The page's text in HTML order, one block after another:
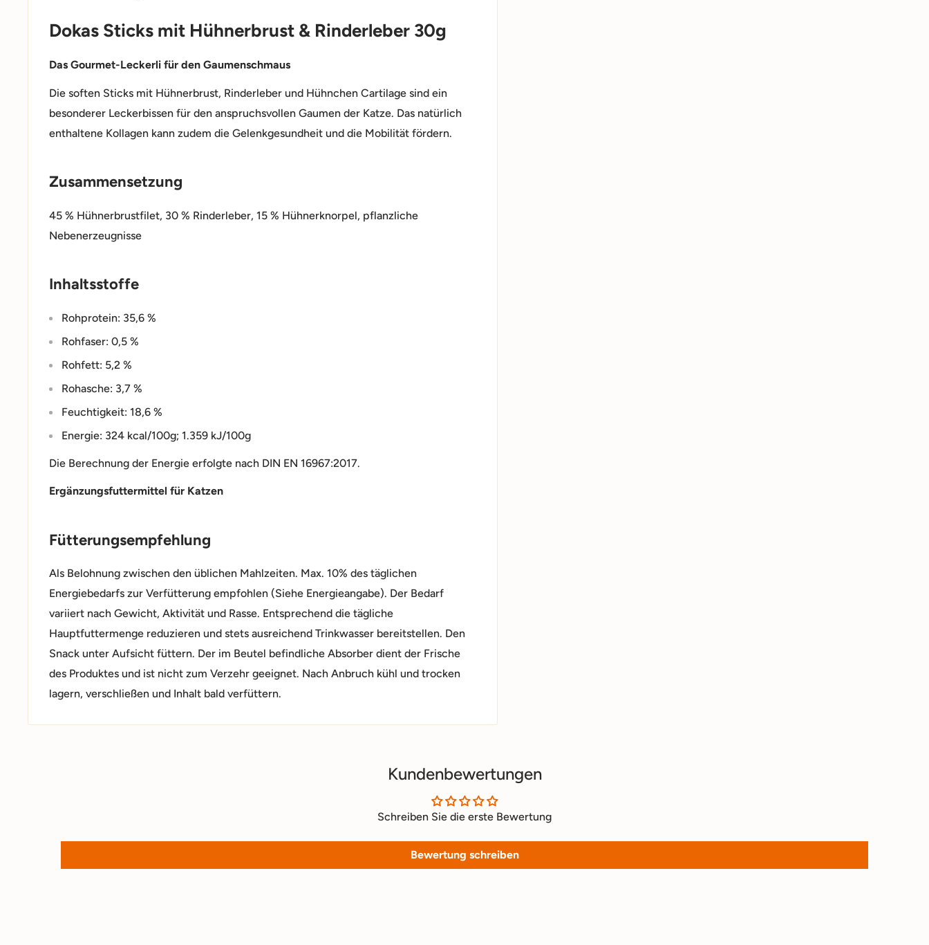
Dokas Sticks mit Hühnerbrust & Rinderleber 30g
Das Gourmet-Leckerli für den Gaumenschmaus
Die soften Sticks mit Hühnerbrust, Rinderleber und Hühnchen Cartilage sind ein
besonderer Leckerbissen für den anspruchsvollen Gaumen der Katze. Das natürlich
enthaltene Kollagen kann zudem die Gelenkgesundheit und die Mobilität fördern.
Zusammensetzung
45 % Hühnerbrustfilet, 30 % Rinderleber, 15 % Hühnerknorpel, pflanzliche
Nebenerzeugnisse
Inhaltsstoffe
Rohprotein: 35,6 %
Rohfaser: 0,5 %
Rohfett: 5,2 %
Rohasche: 3,7 %
Feuchtigkeit: 18,6 %
Energie: 324 kcal/100g; 1.359 kJ/100g
Die Berechnung der Energie erfolgte nach DIN EN 16967:2017.
Ergänzungsfuttermittel für Katzen
Fütterungsempfehlung
Als Belohnung zwischen den üblichen Mahlzeiten. Max. 10% des täglichen
Energiebedarfs zur Verfütterung empfohlen (Siehe Energieangabe). Der Bedarf
variiert nach Gewicht, Aktivität und Rasse. Entsprechend die tägliche
Hauptfuttermenge reduzieren und stets ausreichend Trinkwasser bereitstellen. Den
Snack unter Aufsicht füttern. Der im Beutel befindliche Absorber dient der Frische
des Produktes und ist nicht zum Verzehr geeignet. Nach Anbruch kühl und trocken
lagern, verschließen und Inhalt bald verfüttern.
Kundenbewertungen
Schreiben Sie die erste Bewertung
Bewertung schreiben